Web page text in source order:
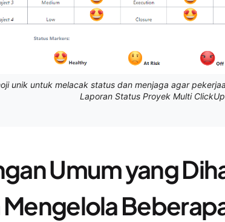
unik untuk melacak status dan menjaga agar
Laporan Status Proyek Multi ClickUp
Umum yang